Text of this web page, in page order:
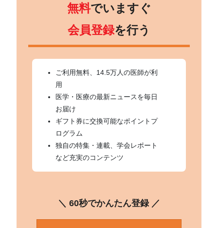
無料でいますぐ
会員登録を行う
ご利用無料、14.5万人の医師が利
用
医学・医療の最新ニュースを毎日
お届け
ギフト券に交換可能なポイントプ
ログラム
独自の特集・連載、学会レポート
など充実のコンテンツ
＼ 60秒でかんたん登録 ／